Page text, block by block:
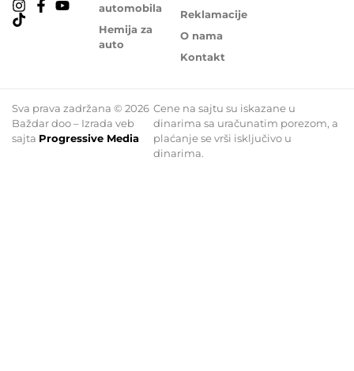
automobila
Hemija za
auto
Reklamacije
O nama
Kontakt
Sva prava zadržana © 2026
Baždar doo – Izrada veb
sajta Progressive Media
Cene na sajtu su iskazane u
dinarima sa uračunatim porezom, a
plaćanje se vrši isključivo u
dinarima.